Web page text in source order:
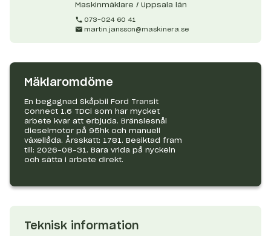
Maskinmäklare / Uppsala län
073-024 60 41
martin.jansson@maskinera.se
Mäklaromdöme
En begagnad Skåpbil Ford Transit
Connect 1.6 TDCi som har mycket
arbete kvar att erbjuda. Bränslesnål
dieselmotor på 95hk och manuell
växellåda. Årsskatt: 1781. Besiktad fram
till: 2026-08-31. Bara vrida på nyckeln
och sätta i arbete direkt.
Teknisk information